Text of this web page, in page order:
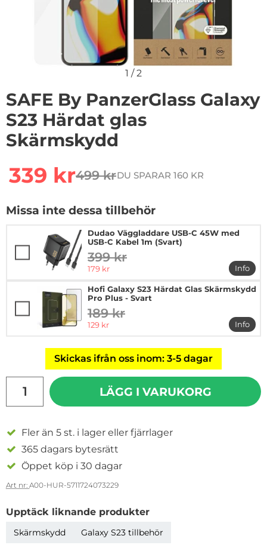
1 /2
SAFE By PanzerGlass Galaxy
S23 Härdat glas
Skärmskydd
rea pris
339 krtidigare pris
499 krDU SPARAR 160 KR
Missa inte dessa tillbehör
Dudao Väggladdare USB-C 45W med
USB-C Kabel 1m (Svart)
tidigare pris
399 kr
rea pris
179 kr
Info
mer
Hofi Galaxy S23 Härdat Glas Skärmskydd
Pro Plus - Svart
tidigare pris
189 kr
rea pris
129 kr
Info
mer
Skickas ifrån oss inom: 3-5 dagar
LÄGG I VARUKORG
Fler än 5 st. i lager eller fjärrlager
365 dagars bytesrätt
Öppet köp i 30 dagar
Art nr: A00-HUR-5711724073229
Upptäck liknande produkter
Skärmskydd Galaxy S23 tillbehör